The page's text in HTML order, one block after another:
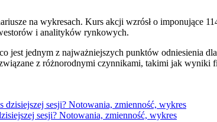
na wykresach. Kurs akcji wzrósł o imponujące
i analityków rynkowych.
jest jednym z najważniejszych punktów odniesienia
z różnorodnymi czynnikami, takimi jak wyniki
sesji? Notowania, zmienność, wykres